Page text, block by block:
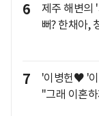
6
제주 해변의
뻐? 한채아,
7
'이병헌♥ '이
"그래 이혼